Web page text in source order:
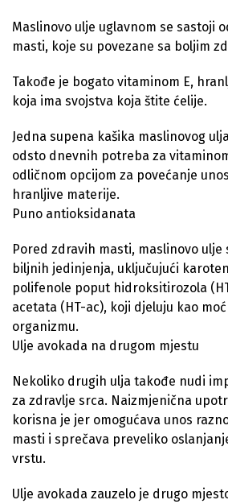
Maslinovo ulje uglavnom se sastoji
masti, koje su povezane sa boljim
Takođe je bogato vitaminom E,
koja ima svojstva koja štite ćelije.
Jedna supena kašika maslinovog
odsto dnevnih potreba za
odličnom opcijom za povećanje
hranljive materije.
Puno antioksidanata
Pored zdravih masti, maslinovo ulje
biljnih jedinjenja, uključujući
polifenole poput hidroksitirozola
acetata (HT-ac), koji djeluju kao
organizmu.
Ulje avokada na drugom mjestu
Nekoliko drugih ulja takođe nudi
za zdravlje srca. Naizmjenična
korisna je jer omogućava unos
masti i sprečava preveliko
vrstu.
Ulje avokada zauzelo je drugo